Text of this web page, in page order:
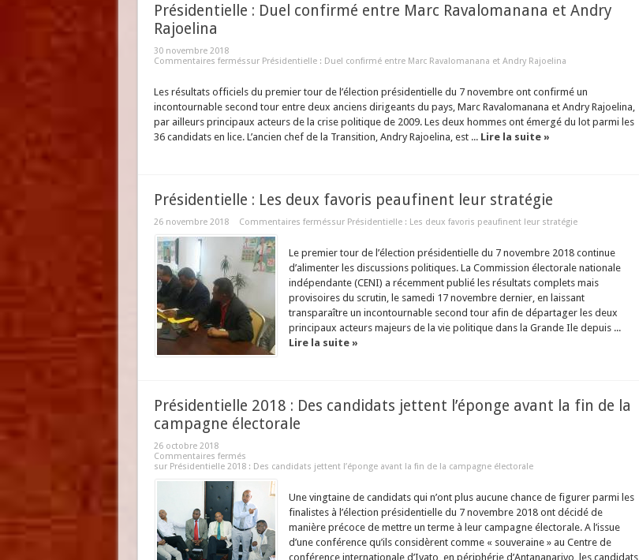
Présidentielle : Duel confirmé entre Marc Ravalomanana et Andry
Rajoelina
30 novembre 2018
Commentaires ferméssur Présidentielle : Duel confirmé entre Marc Ravalomanana et Andry Rajoelina
Les résultats officiels du premier tour de l’élection présidentielle du 7 novembre ont confirmé un
incontournable second tour entre deux anciens dirigeants du pays, Marc Ravalomanana et Andry Rajoelina,
par ailleurs principaux acteurs de la crise politique de 2009. Les deux hommes ont émergé du lot parmi les
36 candidats en lice. L’ancien chef de la Transition, Andry Rajoelina, est ... Lire la suite »
Présidentielle : Les deux favoris peaufinent leur stratégie
26 novembre 2018 Commentaires ferméssur Présidentielle : Les deux favoris peaufinent leur stratégie
Le premier tour de l’élection présidentielle du 7 novembre 2018 continue
d’alimenter les discussions politiques. La Commission électorale nationale
indépendante (CENI) a récemment publié les résultats complets mais
provisoires du scrutin, le samedi 17 novembre dernier, en laissant
transparaître un incontournable second tour afin de départager les deux
principaux acteurs majeurs de la vie politique dans la Grande Ile depuis ...
Lire la suite »
Présidentielle 2018 : Des candidats jettent l’éponge avant la fin de la
campagne électorale
26 octobre 2018
Commentaires fermés
sur Présidentielle 2018 : Des candidats jettent l’éponge avant la fin de la campagne électorale
Une vingtaine de candidats qui n’ont plus aucune chance de figurer parmi les
finalistes à l’élection présidentielle du 7 novembre 2018 ont décidé de
manière précoce de mettre un terme à leur campagne électorale. A l’issue
d’une conférence qu’ils considèrent comme « souveraine » au Centre de
conférence internationale d’Ivato, en périphérie d’Antananarivo, les candidats